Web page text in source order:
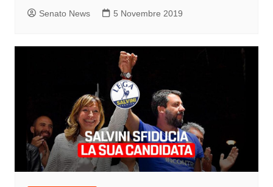
Senato News 5 Novembre 2019